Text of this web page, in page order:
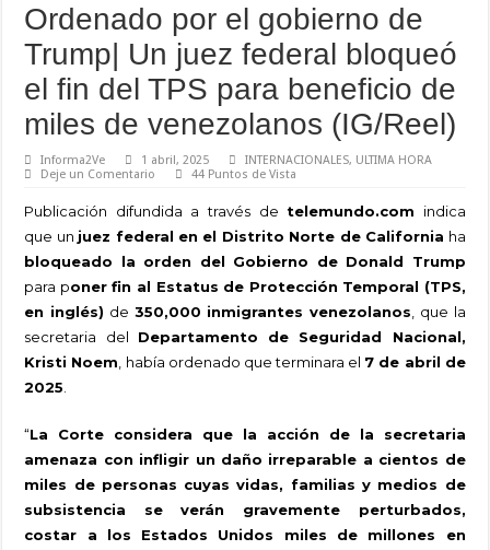
Ordenado por el gobierno de
Trump| Un juez federal bloqueó
el fin del TPS para beneficio de
miles de venezolanos (IG/Reel)
Informa2Ve 1 abril, 2025 INTERNACIONALES, ULTIMA HORA
Deje un Comentario
44 Puntos de Vista
Publicación difundida a través de telemundo.com indica
que un juez federal en el Distrito Norte de California ha
bloqueado la orden del Gobierno de Donald Trump
para poner fin al Estatus de Protección Temporal (TPS,
en inglés) de 350,000 inmigrantes venezolanos , que la
secretaria del Departamento de Seguridad Nacional,
Kristi Noem , había ordenado que terminara el 7 de abril de
2025
“La Corte considera que la acción de la secretaria
amenaza con infligir un daño irreparable a cientos de
miles de personas cuyas vidas, familias y medios de
subsistencia se verán gravemente perturbados,
costar a los Estados Unidos miles de millones en